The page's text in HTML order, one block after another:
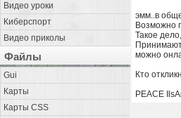
Видео уроки
Киберспорт
Видео приколы
Файлы
Gui
Карты
Карты CSS
эмм..в
Возможно
Такое
можно
Кто
PEACE